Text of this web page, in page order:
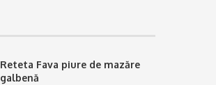
Reteta Fava piure de mazăre
galbenă